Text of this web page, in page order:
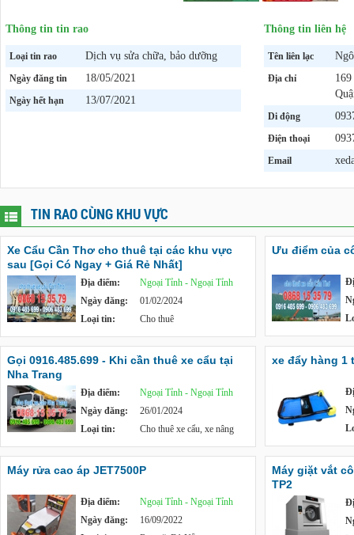
Thông tin tin rao
Loại tin rao Dịch vụ sửa chữa, bảo dưỡng
Ngày đăng tin 18/05/2021
Ngày hết hạn 13/07/2021
Thông tin liên hệ
Tên liên lạc
Địa chỉ
Di động
Điện thoại
Email
TIN RAO CÙNG KHU VỰC
Xe Cẩu Cần Thơ cho thuê tại các khu vực
sau [Gọi Có Ngay + Giá Rẻ Nhất]
Địa điểm:
Ngoại Tỉnh - Ngoại Tỉnh
Ngày đăng:
01/02/2024
Loại tin:
Cho thuê
Ưu điểm của
Gọi 0916.485.699 - Khi cần thuê xe cẩu tại
Nha Trang
Địa điểm:
Ngoại Tỉnh - Ngoại Tỉnh
Ngày đăng:
26/01/2024
Loại tin:
Cho thuê xe cẩu, xe nâng
xe đẩy hàng 1
Máy rửa cao áp JET7500P
Địa điểm:
Ngoại Tỉnh - Ngoại Tỉnh
Ngày đăng:
16/09/2022
Máy giặt vắt
TP2